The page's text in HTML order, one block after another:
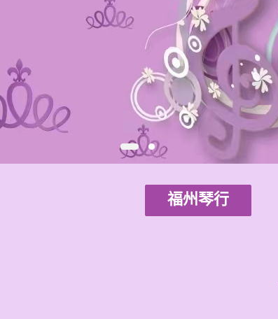
福州琴行